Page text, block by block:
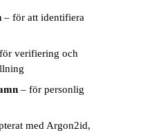
– för att identifiera
verifiering och
– för personlig
med Argon2id,